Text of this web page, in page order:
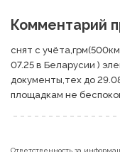
Комментарий
снят с
07.25 в Беларусии )
документы,тех до
площадкам не
Ответственность за